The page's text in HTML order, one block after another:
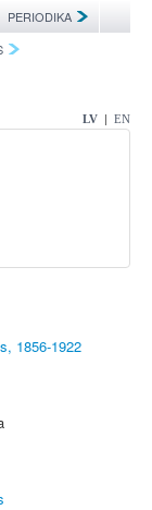
PERIODIKA
LV | EN
1856-1922